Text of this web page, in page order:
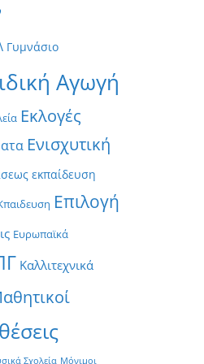
Γυμνάσιο
Αγωγή
Εκλογές
Ενισχυτική
εκπαίδευση
Επιλογή
Ευρωπαϊκά
Καλλιτεχνικά
Σχολεία Μόνιμοι